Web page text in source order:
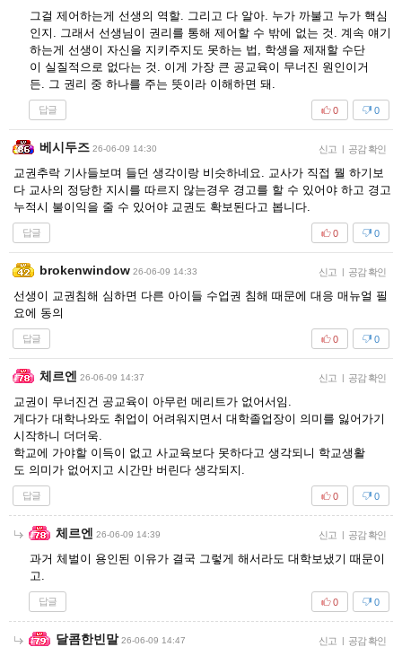
그걸 제어하는게 선생의 역할. 그리고 다 알아. 누가 까불고 누가 핵심
인지. 그래서 선생님이 권리를 통해 제어할 수 밖에 없는 것. 계속 얘기
하는게 선생이 자신을 지키주지도 못하는 법, 학생을 제재할 수단
이 실질적으로 없다는 것. 이게 가장 큰 공교육이 무너진 원인이거
든. 그 권리 중 하나를 주는 뜻이라 이해하면 돼.
답글 0
0
베시두즈 26-06-09 14:30 신고 | 공감 확인
교권추락 기사들보며 들던 생각이랑 비슷하네요. 교사가 직접 뭘 하기보
다 교사의 정당한 지시를 따르지 않는경우 경고를 할 수 있어야 하고 경고
누적시 불이익을 줄 수 있어야 교권도 확보된다고 봅니다.
답글 0
0
brokenwindow 26-06-09 14:33 신고 | 공감 확인
선생이 교권침해 심하면 다른 아이들 수업권 침해 때문에 대응 매뉴얼 필
요에 동의
답글 0
0
체르엔 26-06-09 14:37 신고 | 공감 확인
교권이 무너진건 공교육이 아무런 메리트가 없어서임.
게다가 대학나와도 취업이 어려워지면서 대학졸업장이 의미를 잃어가기
시작하니 더더욱.
학교에 가야할 이득이 없고 사교육보다 못하다고 생각되니 학교생활
도 의미가 없어지고 시간만 버린다 생각되지.
답글 0
0
체르엔 26-06-09 14:39 신고 | 공감 확인
과거 체벌이 용인된 이유가 결국 그렇게 해서라도 대학보냈기 때문이
고.
답글 0
0
달콤한빈말 26-06-09 14:47 신고 | 공감 확인